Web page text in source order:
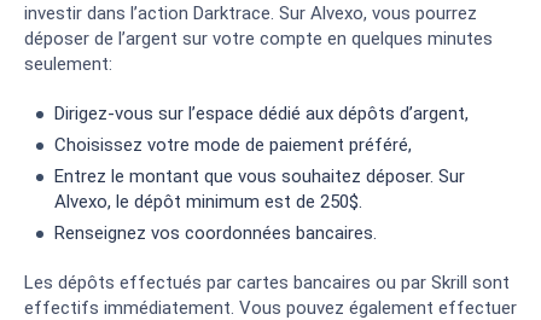
investir dans l’action Darktrace. Sur Alvexo, vous pourrez
déposer de l’argent sur votre compte en quelques minutes
seulement:
Dirigez-vous sur l’espace dédié aux dépôts d’argent,
Choisissez votre mode de paiement préféré,
Entrez le montant que vous souhaitez déposer. Sur
Alvexo, le dépôt minimum est de 250$.
Renseignez vos coordonnées bancaires.
Les dépôts effectués par cartes bancaires ou par Skrill sont
effectifs immédiatement. Vous pouvez également effectuer